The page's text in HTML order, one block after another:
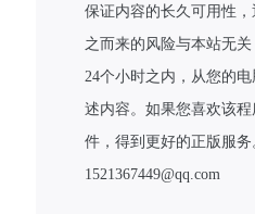
保证内容的长久可用性
之而来的风险与本站无
24个小时之内，从您的
述内容。如果您喜欢该
件，得到更好的正版服务
1521367449@qq.com